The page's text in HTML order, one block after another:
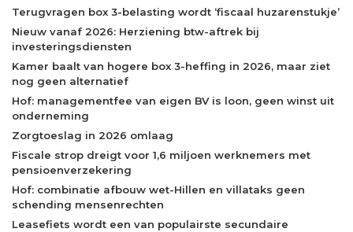
Terugvragen box 3-belasting wordt ‘fiscaal huzarenstukje’
Nieuw vanaf 2026: Herziening btw-aftrek bij
investeringsdiensten
Kamer baalt van hogere box 3-heffing in 2026, maar ziet
nog geen alternatief
Hof: managementfee van eigen BV is loon, geen winst uit
onderneming
Zorgtoeslag in 2026 omlaag
Fiscale strop dreigt voor 1,6 miljoen werknemers met
pensioenverzekering
Hof: combinatie afbouw wet-Hillen en villataks geen
schending mensenrechten
Leasefiets wordt een van populairste secundaire